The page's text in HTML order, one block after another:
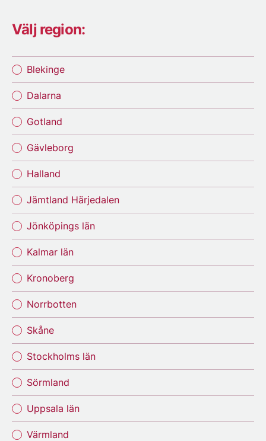
Välj region:
Blekinge
Dalarna
Gotland
Gävleborg
Halland
Jämtland Härjedalen
Jönköpings län
Kalmar län
Kronoberg
Norrbotten
Skåne
Stockholms län
Sörmland
Uppsala län
Värmland